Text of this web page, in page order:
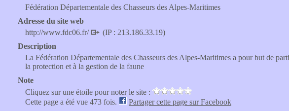
Fédération Départementale des Chasseurs des Alpes-Maritimes
Adresse du site web
http://www.fdc06.fr/
(IP : 213.186.33.19)
Description
La Fédération Départementale des Chasseurs des Alpes-Maritimes a pour but de
la protection et à la gestion de la faune
Note
Cliquez sur une étoile pour noter le site :
Cette page a été vue 473 fois.
Partager cette page sur Facebook